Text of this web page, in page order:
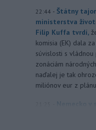
22:44 - Štátny
ministerstva
Filip Kuffa tvrdí,
komisia (EK) dala
súvislosti s
zonáciám
naďalej je tak
miliónov eur z
vyšetrovanie po
blízkosti